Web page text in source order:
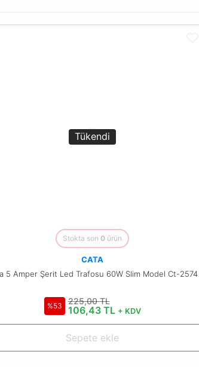
Tükendi
Stokta son 0 ürün
CATA
5 Amper Şerit Led Trafosu 60W Slim Model Ct-2574
%53 225,00 TL
106,43 TL + KDV
Sepete ekle